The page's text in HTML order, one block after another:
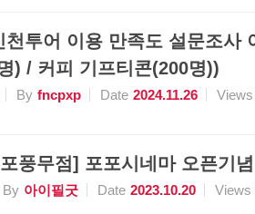
천투어 이용 만족도 설문조사
) / 커피 기프티콘(200명))
By fncpxp Date 2024.11.26 Views
풍무점] 포포시네마 오픈기
By 아이필굿 Date 2023.10.20 Views